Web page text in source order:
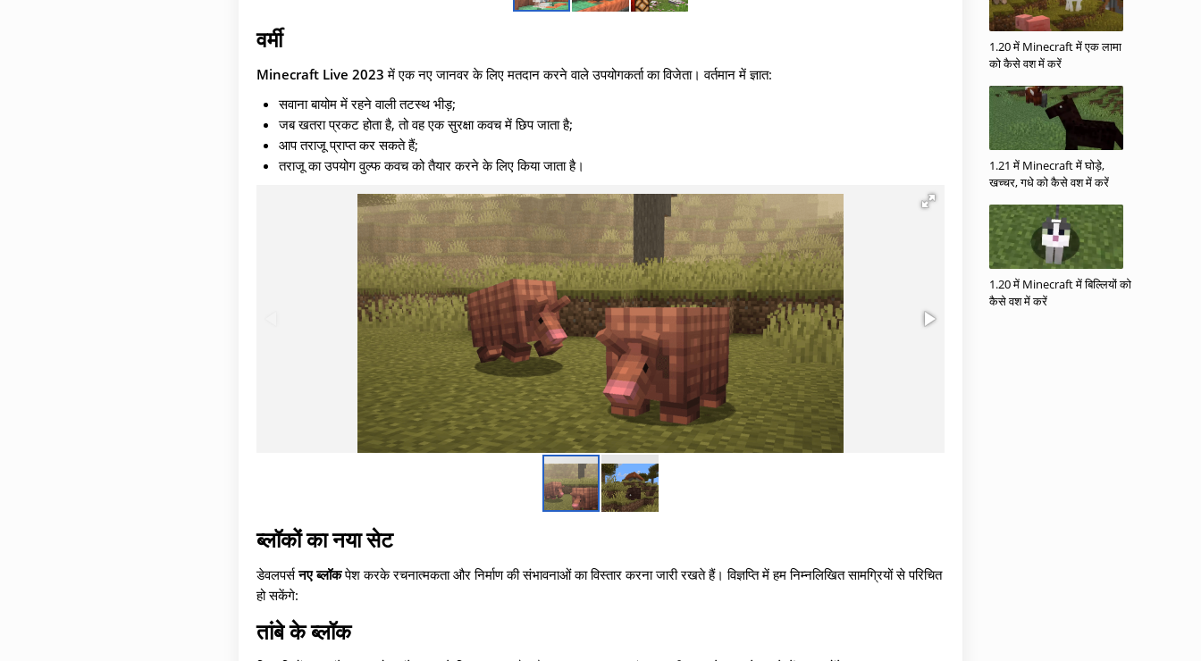
वर्मी
Minecraft Live 2023 में एक नए जानवर के लिए मतदान करने वाले उपयोगकर्ता का विजेता। वर्तमान में ज्ञात:
सवाना बायोम में रहने वाली तटस्थ भीड़;
जब खतरा प्रकट होता है, तो वह एक सुरक्षा कवच में छिप जाता है;
आप तराजू प्राप्त कर सकते हैं;
तराजू का उपयोग वुल्फ कवच को तैयार करने के लिए किया जाता है।
ब्लॉकों का नया सेट
डेवलपर्सनए ब्लॉकपेश करके रचनात्मकता और निर्माण की संभावनाओं का विस्तार करना जारी रखते हैं। विज्ञप्ति में हम निम्नलिखित सामग्रियों से परिचित
हो सकेंगे:
तांबे के ब्लॉक
1.20 में Minecraft में एक लामा
को कैसे वश में करें
1.21 में Minecraft में घोड़े,
खच्चर, गधे को कैसे वश में करें
1.20 में Minecraft में बिल्लियों को
कैसे वश में करें